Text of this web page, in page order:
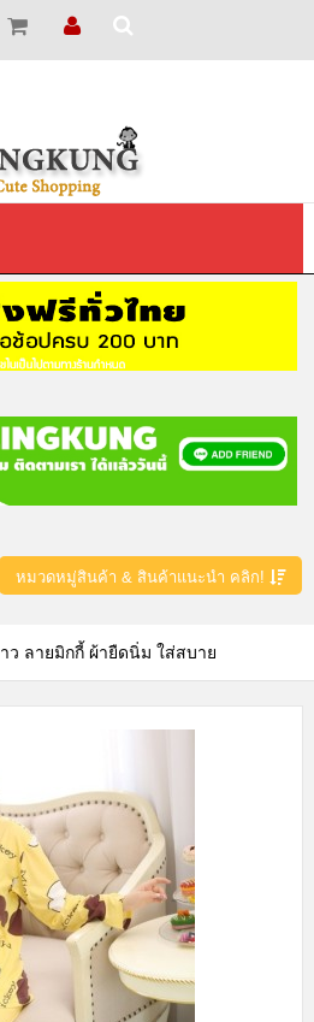
หมวดหมู่สินค้า & สินค้าแนะนำ คลิก!
ลายมิกกี้ ผ้ายืดนิ่ม ใส่สบาย